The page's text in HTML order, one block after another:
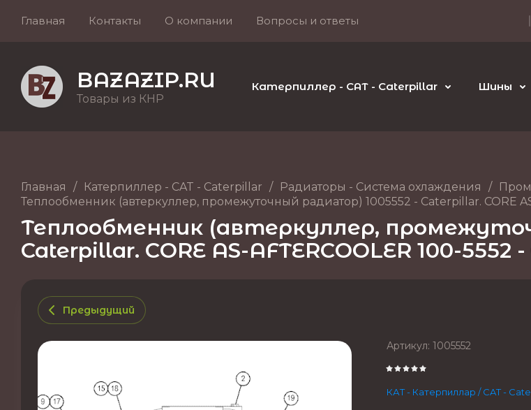
Главная Контакты О компании Вопросы и ответы
BAZAZIP.RU
Товары из КНР
Катерпиллер - CAT - Caterpillar Шины
Главная / Катерпиллер - CAT - Caterpillar / Радиаторы - Система охлаждения /
Теплообменник (автеркуллер, промежуточный радиатор) 1005552 - Caterpillar. CORE
Теплообменник (автеркуллер,
Caterpillar. CORE AS-AFTERCOOLER 100-5552
Предыдущий
Артикул: 1005552
КАТ - Катерпиллар / CAT -